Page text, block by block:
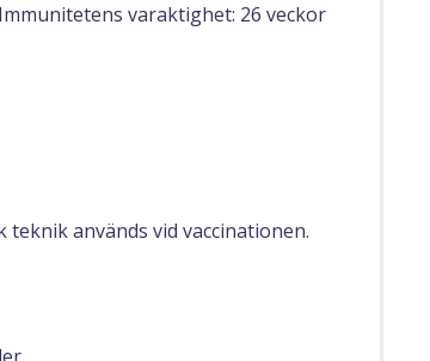
varaktighet: 26 veckor
används vid vaccinationen.